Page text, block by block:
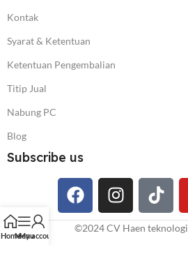
Kontak
Syarat & Ketentuan
Ketentuan Pengembalian
Titip Jual
Nabung PC
Blog
Subscribe us
©️2024 CV Haen
HomeMenu
My account